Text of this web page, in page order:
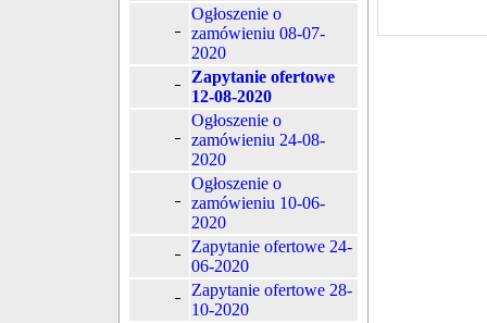
Ogłoszenie o
zamówieniu 08-07-
2020
Zapytanie ofertowe
12-08-2020
Ogłoszenie o
zamówieniu 24-08-
2020
Ogłoszenie o
zamówieniu 10-06-
2020
Zapytanie ofertowe 24-
06-2020
Zapytanie ofertowe 28-
10-2020